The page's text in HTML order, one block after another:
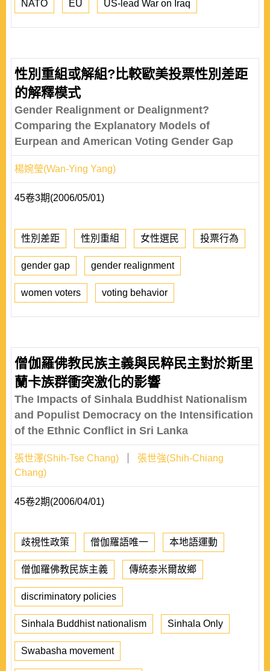
NATO EU US-lead War on Iraq
性別重組或解組?比較歐美投票性別差距
的解釋模式
Gender Realignment or Dealignment?
Comparing the Explanatory Models of
Eurpean and American Voting Gender Gap
楊婉瑩(Wan-Ying Yang)
45卷3期(2006/05/01)
性別差距 性別重組 女性選民 投票行為
gender gap gender realignment
women voters voting behavior
僧伽羅佛教民族主義與民粹民主對於斯里
蘭卡族群衝突激化的影響
The Impacts of Sinhala Buddhist Nationalism
and Populist Democracy on the Intensification
of the Ethnic Conflict in Sri Lanka
張世澤(Shih-Tse Chang)
張世強(Shih-Chiang
Chang)
45卷2期(2006/04/01)
歧視性政策 僧伽羅語唯一 本地語運動
僧伽羅佛教民族主義 傳統泰米爾故鄉
discriminatory policies
Sinhala Buddhist nationalism Sinhala Only
Swabasha movement